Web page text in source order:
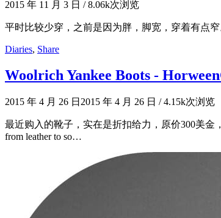
2015 年 11 月 3 日 /8.06k次浏览
平时比较少穿，之前是因为胖，脚宽，穿着有点
Diaries, Share
Woolrich Yankee Boots -
2015 年 4 月 26 日 2015 年 4 月 26 日 /4.15k次浏览
最近购入的靴子，实在是折扣给力，原价300美金
from leather to so…